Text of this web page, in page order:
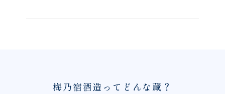
梅乃宿酒造ってどんな蔵？